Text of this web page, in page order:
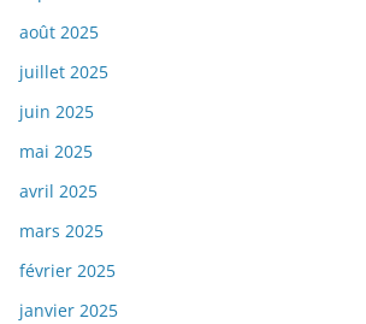
août 2025
juillet 2025
juin 2025
mai 2025
avril 2025
mars 2025
février 2025
janvier 2025